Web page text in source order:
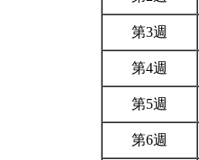
第3週
第4週
第5週
第6週